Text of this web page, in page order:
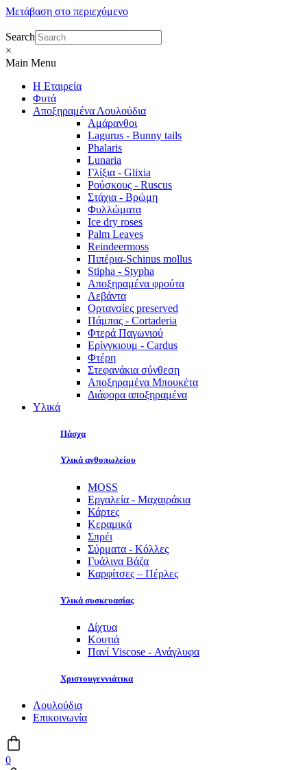
Μετάβαση στο περιεχόμενο
Search
×
Main Menu
Η Εταιρεία
Φυτά
Αποξηραμένα Λουλούδια
Αμάρανθοι
Lagurus - Bunny tails
Phalaris
Lunaria
Γλίξια - Glixia
Ρούσκους - Ruscus
Στάχια - Βρώμη
Φυλλώματα
Ice dry roses
Palm Leaves
Reindeermoss
Πιπέρια-Schinus mollus
Stipha - Stypha
Αποξηραμένα φρούτα
Λεβάντα
Ορτανσίες preserved
Πάμπας - Cortaderia
Φτερά Παγωνιού
Ερίνγκιουμ - Cardus
Φτέρη
Στεφανάκια σύνθεση
Αποξηραμένα Μπουκέτα
Διάφορα αποξηραμένα
Υλικά
Πάσχα
Υλικά ανθοπωλείου
MOSS
Εργαλεία - Μαχαιράκια
Κάρτες
Κεραμικά
Σπρέι
Σύρματα - Κόλλες
Γυάλινα Βάζα
Καρφίτσες – Πέρλες
Υλικά συσκευασίας
Δίχτυα
Κουτιά
Πανί Viscose - Ανάγλυφα
Χριστουγεννιάτικα
Λουλούδια
Επικοινωνία
0